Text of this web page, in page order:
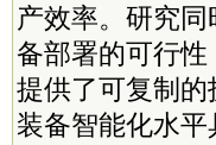
产效率。研究
备部署的可行
提供了可复制
装备智能化水